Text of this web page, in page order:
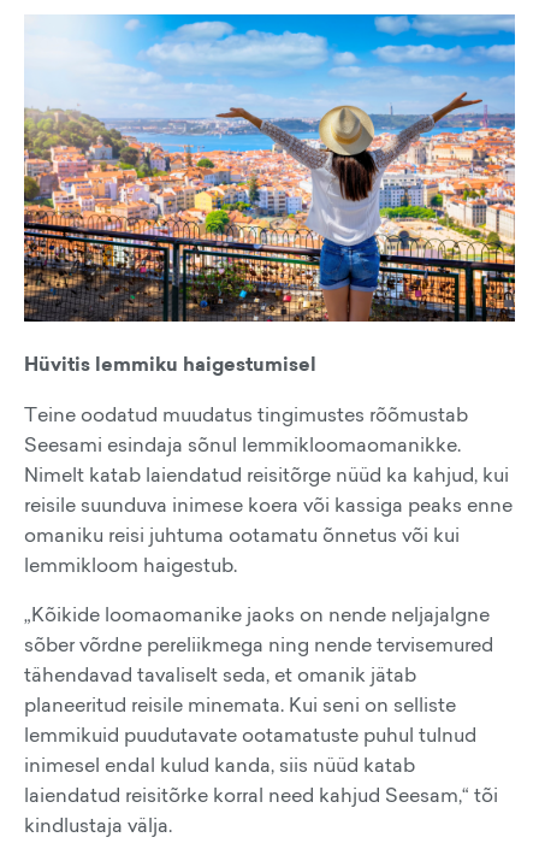
Hüvitis lemmiku haigestumisel
Teine oodatud muudatus tingimustes rõõmustab
Seesami esindaja sõnul lemmikloomaomanikke.
Nimelt katab laiendatud reisitõrge nüüd ka kahjud, kui
reisile suunduva inimese koera või kassiga peaks enne
omaniku reisi juhtuma ootamatu õnnetus või kui
lemmikloom haigestub.
„Kõikide loomaomanike jaoks on nende neljajalgne
sõber võrdne pereliikmega ning nende tervisemured
tähendavad tavaliselt seda, et omanik jätab
planeeritud reisile minemata. Kui seni on selliste
lemmikuid puudutavate ootamatuste puhul tulnud
inimesel endal kulud kanda, siis nüüd katab
laiendatud reisitõrke korral need kahjud Seesam,“ tõi
kindlustaja välja.